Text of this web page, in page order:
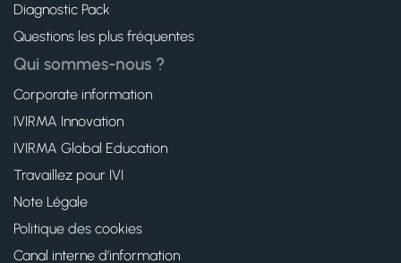
Diagnostic Pack
Questions les plus fréquentes
Qui sommes-nous ?
Corporate information
IVIRMA Innovation
IVIRMA Global Education
Travaillez pour IVI
Note Légale
Politique des cookies
Canal interne d’information